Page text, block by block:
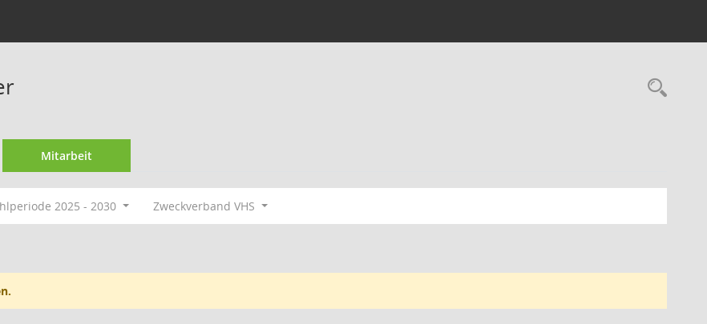
Mitarbeit
2025 - 2030 Zweckverband VHS